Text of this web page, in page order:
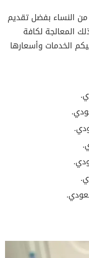
النساء بفضل تقديم
المعالجة لكافة
الخدمات وأسعارها